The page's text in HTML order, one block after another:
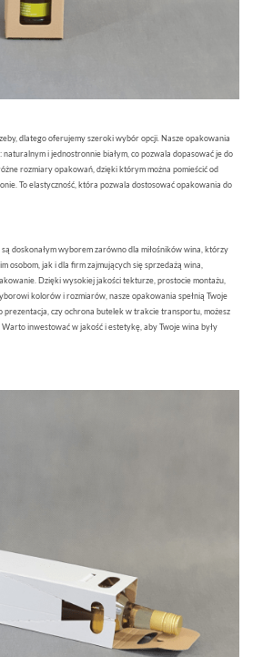
dlatego oferujemy szeroki wybór opcji. Nasze opakowania
i jednostronnie białym, co pozwala dopasować je do
rozmiary opakowań, dzięki którym można pomieścić od
To elastyczność, która pozwala dostosować opakowania do
doskonałym wyborem zarówno dla miłośników wina, którzy
osobom, jak i dla firm zajmujących się sprzedażą wina,
Dzięki wysokiej jakości tekturze, prostocie montażu,
kolorów i rozmiarów, nasze opakowania spełnią Twoje
prezentacja, czy ochrona butelek w trakcie transportu, możesz
inwestować w jakość i estetykę, aby Twoje wina były